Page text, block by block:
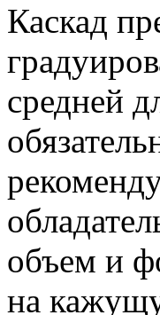
Каскад
средней
объем и
на